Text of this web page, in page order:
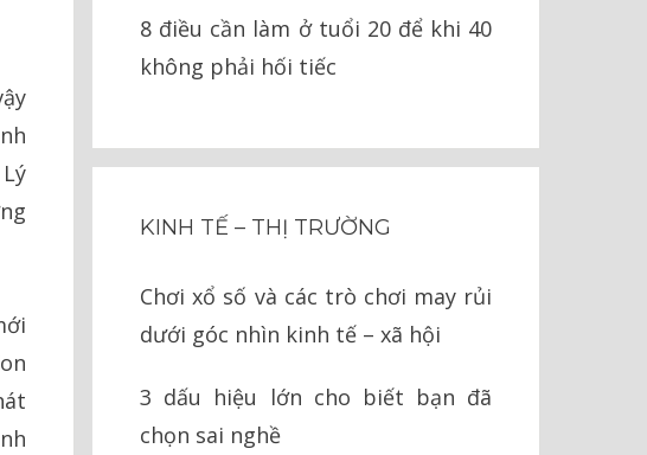
8 điều cần làm ở tuổi 20 để khi 40
không phải hối tiếc
KINH TẾ – THỊ TRƯỜNG
Chơi xổ số và các trò chơi may rủi
dưới góc nhìn kinh tế – xã hội
3 dấu hiệu lớn cho biết bạn đã
chọn sai nghề